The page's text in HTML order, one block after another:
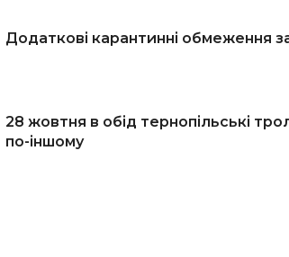
Додаткові карантинні обмеження
28 жовтня в обід тернопільські
по-іншому